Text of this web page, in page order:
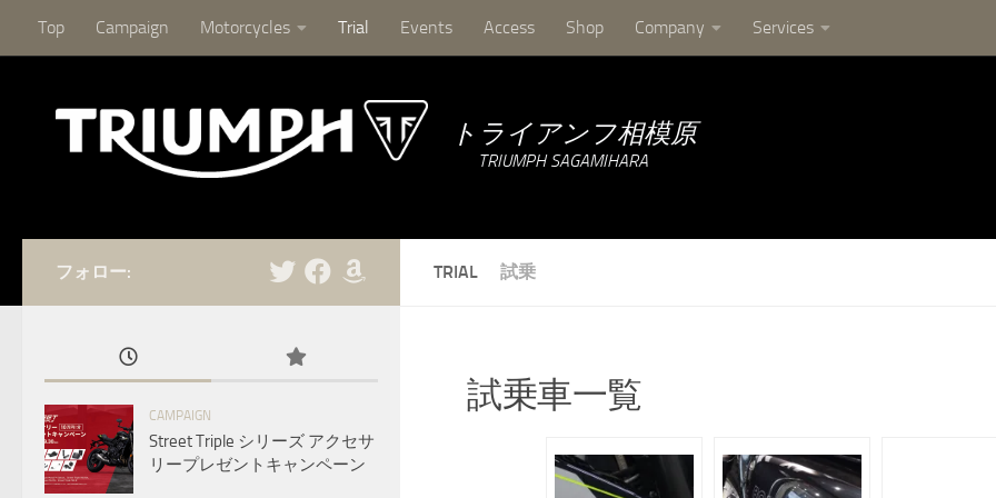
コンテンツへスキップ
Top Campaign Motorcycles Trial Events Access Shop Company Services
トライアンフ相模原
TRIAL 試乗
試乗車一覧
フォロー:
CAMPAIGN
Street Triple シリーズ アクセサ
リープレゼントキャンペーン